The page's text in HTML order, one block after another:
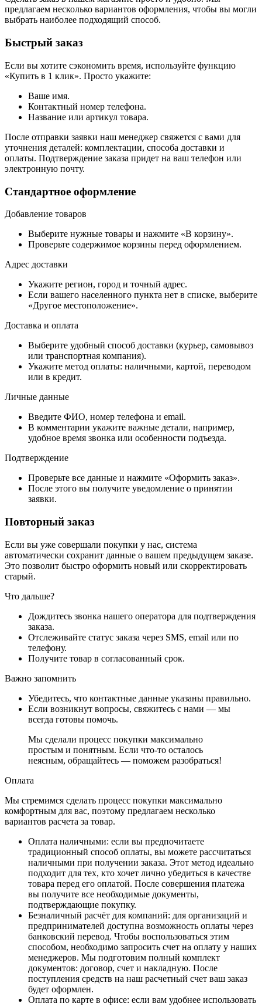
предлагаем несколько вариантов оформления, чтобы вы могли
выбрать наиболее подходящий способ.
Быстрый заказ
Если вы хотите сэкономить время, используйте функцию
«Купить в 1 клик». Просто укажите:
Ваше имя.
Контактный номер телефона.
Название или артикул товара.
После отправки заявки наш менеджер свяжется с вами для
уточнения деталей: комплектации, способа доставки и
оплаты. Подтверждение заказа придет на ваш телефон или
электронную почту.
Стандартное оформление
Добавление товаров
Выберите нужные товары и нажмите «В корзину».
Проверьте содержимое корзины перед оформлением.
Адрес доставки
Укажите регион, город и точный адрес.
Если вашего населенного пункта нет в списке, выберите
«Другое местоположение».
Доставка и оплата
Выберите удобный способ доставки (курьер, самовывоз
или транспортная компания).
Укажите метод оплаты: наличными, картой, переводом
или в кредит.
Личные данные
Введите ФИО, номер телефона и email.
В комментарии укажите важные детали, например,
удобное время звонка или особенности подъезда.
Подтверждение
Проверьте все данные и нажмите «Оформить заказ».
После этого вы получите уведомление о принятии
заявки.
Повторный заказ
Если вы уже совершали покупки у нас, система
автоматически сохранит данные о вашем предыдущем заказе.
Это позволит быстро оформить новый или скорректировать
старый.
Что дальше?
Дождитесь звонка нашего оператора для подтверждения
заказа.
Отслеживайте статус заказа через SMS, email или по
телефону.
Получите товар в согласованный срок.
Важно запомнить
Убедитесь, что контактные данные указаны правильно.
Если возникнут вопросы, свяжитесь с нами — мы
всегда готовы помочь.
Мы сделали процесс покупки максимально
простым и понятным. Если что-то осталось
неясным, обращайтесь — поможем разобраться!
Оплата
Мы стремимся сделать процесс покупки максимально
комфортным для вас, поэтому предлагаем несколько
вариантов расчета за товар.
Оплата наличными: если вы предпочитаете
традиционный способ оплаты, вы можете рассчитаться
наличными при получении заказа. Этот метод идеально
подходит для тех, кто хочет лично убедиться в качестве
товара перед его оплатой. После совершения платежа
вы получите все необходимые документы,
подтверждающие покупку.
Безналичный расчёт для компаний: для организаций и
предпринимателей доступна возможность оплаты через
банковский перевод. Чтобы воспользоваться этим
способом, необходимо запросить счет на оплату у наших
менеджеров. Мы подготовим полный комплект
документов: договор, счет и накладную. После
поступления средств на наш расчетный счет ваш заказ
будет оформлен.
Оплата по карте в офисе: если вам удобнее использовать